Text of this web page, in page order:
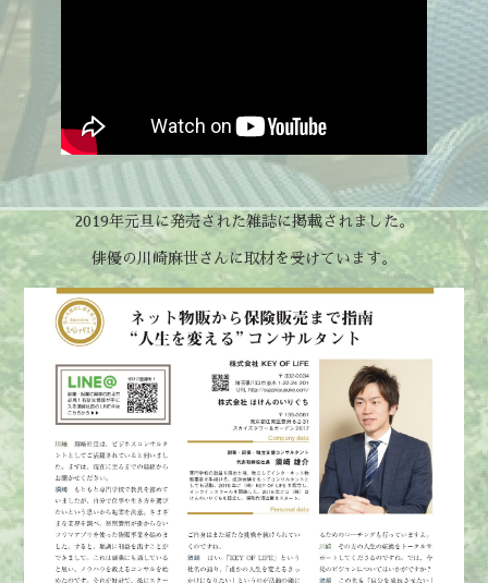
2019年元旦に発売された雑誌に掲載されました。
俳優の川崎麻世さんに取材を受けています。